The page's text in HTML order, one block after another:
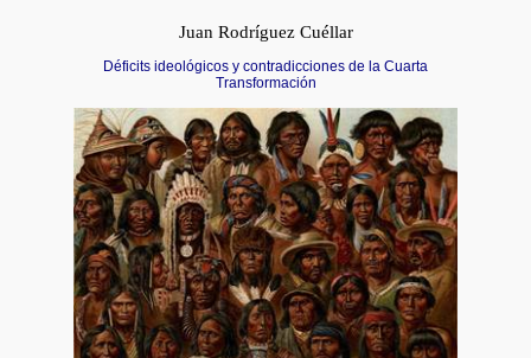
Juan Rodríguez Cuéllar
Déficits ideológicos y contradicciones de la Cuarta
Transformación